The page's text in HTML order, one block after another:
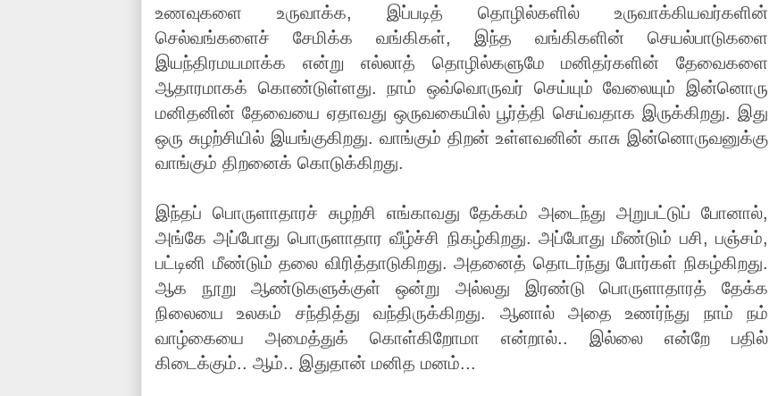
உணவுகளை உருவாக்க, இப்படித் தொழில்களில் உருவாக்கியவர்களின்
செல்வங்களைச் சேமிக்க வங்கிகள், இந்த வங்கிகளின் செயல்பாடுகளை
இயந்திரமயமாக்க என்று எல்லாத் தொழில்களுமே மனிதர்களின் தேவைகளை
ஆதாரமாகக் கொண்டுள்ளது. நாம் ஒவ்வொருவர் செய்யும் வேலையும் இன்னொரு
மனிதனின் தேவையை ஏதாவது ஒருவகையில் பூர்த்தி செய்வதாக இருக்கிறது. இது
ஒரு சுழற்சியில் இயங்குகிறது. வாங்கும் திறன் உள்ளவனின் காசு இன்னொருவனுக்கு
வாங்கும் திறனைக் கொடுக்கிறது.
இந்தப் பொருளாதாரச் சுழற்சி எங்காவது தேக்கம் அடைந்து அறுபட்டுப் போனால்,
அங்கே அப்போது பொருளாதார வீழ்ச்சி நிகழ்கிறது. அப்போது மீண்டும் பசி, பஞ்சம்,
பட்டினி மீண்டும் தலை விரித்தாடுகிறது. அதனைத் தொடர்ந்து போர்கள் நிகழ்கிறது.
ஆக நூறு ஆண்டுகளுக்குள் ஒன்று அல்லது இரண்டு பொருளாதாரத் தேக்க
நிலையை உலகம் சந்தித்து வந்திருக்கிறது. ஆனால் அதை உணர்ந்து நாம் நம்
வாழ்கையை அமைத்துக் கொள்கிறோமா என்றால்.. இல்லை என்றே பதில்
கிடைக்கும்.. ஆம்.. இதுதான் மனித மனம்...